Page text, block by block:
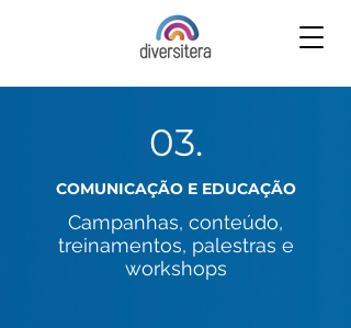
03.
COMUNICAÇÃO E EDUCAÇÃO
Campanhas, conteúdo,
treinamentos, palestras e
workshops